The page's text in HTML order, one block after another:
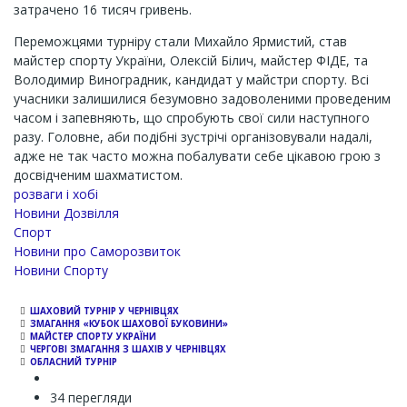
затрачено 16 тисяч гривень.
Переможцями турніру стали Михайло Ярмистий, став
майстер спорту України, Олексій Білич, майстер ФІДЕ, та
Володимир Виноградник, кандидат у майстри спорту. Всі
учасники залишилися безумовно задоволеними проведеним
часом і запевняють, що спробують свої сили наступного
разу. Головне, аби подібні зустрічі організовували надалі,
адже не так часто можна побалувати себе цікавою грою з
досвідченим шахматистом.
розваги і хобі
Новини Дозвілля
Спорт
Новини про Саморозвиток
Новини Спорту
ШАХОВИЙ ТУРНІР У ЧЕРНІВЦЯХ
ЗМАГАННЯ «КУБОК ШАХОВОЇ БУКОВИНИ»
МАЙСТЕР СПОРТУ УКРАЇНИ
ЧЕРГОВІ ЗМАГАННЯ З ШАХІВ У ЧЕРНІВЦЯХ
ОБЛАСНИЙ ТУРНІР
34 перегляди